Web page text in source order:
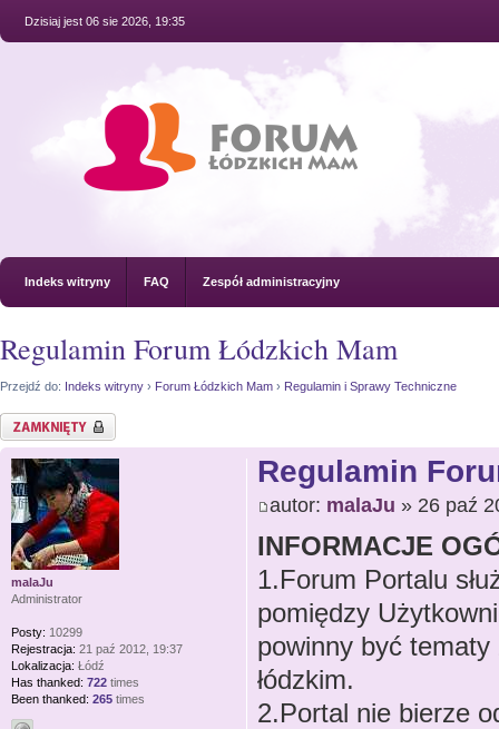
Dzisiaj jest 06 sie 2026, 19:35
Indeks witryny FAQ Zespół administracyjny
Regulamin Forum Łódzkich Mam
Przejdź do: Indeks witryny › Forum Łódzkich Mam › Regulamin i Sprawy Techniczne
Temat zamknięty
Regulamin
autor: malaJu » 26 paź
INFORMACJE
1.Forum Portalu
pomiędzy
powinny być
łódzkim.
2.Portal nie bierze
malaJu
Administrator
Posty: 10299
Rejestracja: 21 paź 2012, 19:37
Lokalizacja: Łódź
Has thanked: 722 times
Been thanked: 265 times